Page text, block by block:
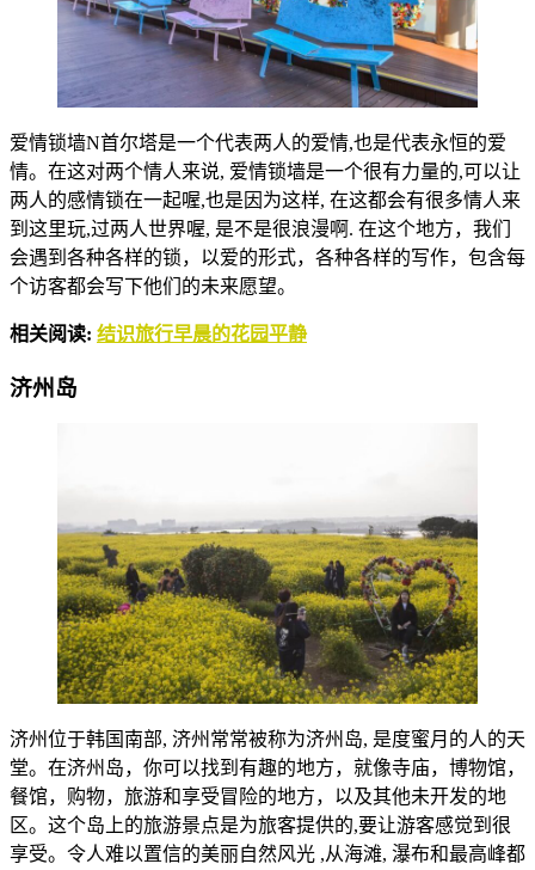
爱情锁墙N首尔塔是一个代表两人的爱情,也是代表永恒的爱
情。在这对两个情人来说, 爱情锁墙是一个很有力量的,可以让
两人的感情锁在一起喔,也是因为这样, 在这都会有很多情人来
到这里玩,过两人世界喔, 是不是很浪漫啊. 在这个地方，我们
会遇到各种各样的锁，以爱的形式，各种各样的写作，包含每
个访客都会写下他们的未来愿望。
相关阅读: 结识旅行早晨的花园平静
济州岛
济州位于韩国南部, 济州常常被称为济州岛, 是度蜜月的人的天
堂。在济州岛，你可以找到有趣的地方，就像寺庙，博物馆，
餐馆，购物，旅游和享受冒险的地方，以及其他未开发的地
区。这个岛上的旅游景点是为旅客提供的,要让游客感觉到很
享受。令人难以置信的美丽自然风光 ,从海滩, 瀑布和最高峰都